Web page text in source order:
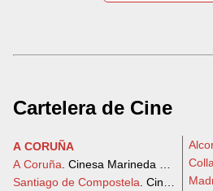
Cartelera de Cine
A CORUÑA
A Coruña . Cinesa Marineda City
Santiago de Compostela . Cinesa As